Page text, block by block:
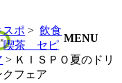
MENU
スポ >飲食
喫茶 セピ
> ＫＩＳＰＯ夏のドリ
クフェア